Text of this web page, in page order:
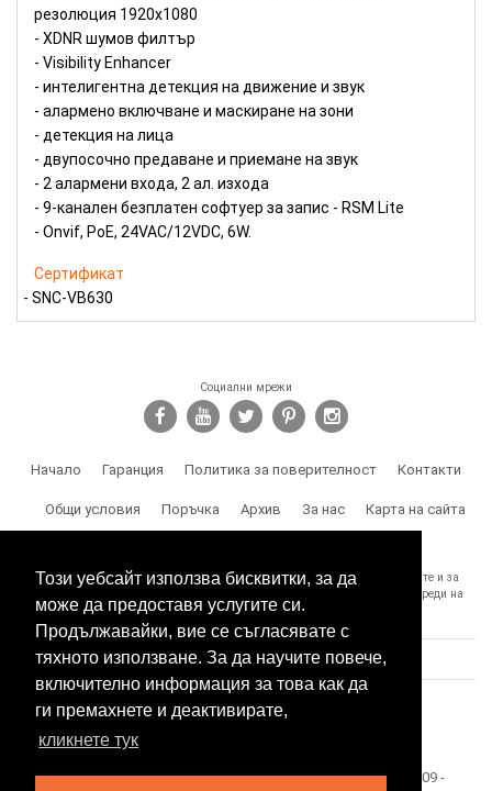
Този уебсайт използва бисквитки, за да
може да предоставя услугите си.
Продължавайки, вие се съгласявате с
тяхното използване. За да научите повече,
включително информация за това как да
ги премахнете и деактивирате,
кликнете тук
резолюция 1920x1080
- XDNR шумов филтър
- Visibility Enhancer
- интелигентна детекция на движение и звук
- алармено включване и маскиране на зони
- детекция на лица
- двупосочно предаване и приемане на звук
- 2 алармени входа, 2 ал. изхода
- 9-канален безплатен софтуер за запис - RSM Lite
- Onvif, PoE, 24VAC/12VDC, 6W.
Сертификат
- SNC-VB630
Социални мрежи
Начало Гаранция Политика за поверителност Контакти
Общи условия Поръчка Архив За нас Карта на сайта
SPY.BG Ви напомня, че носите отговорност за използването на продуктите и за
спазване на законите, както и за злоумишлени и незаконни действия, вреди на
трети лица и др.
Този сайт е собственост на БЕСТТЕХ ООД Copyright 2009 -